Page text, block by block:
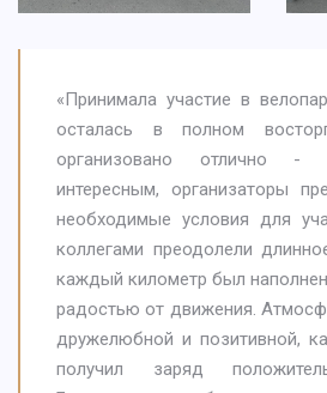
«Принимала участие в
осталась в полном
организовано отлично -
интересным, организаторы
необходимые условия для
коллегами преодолели
каждый километр был
радостью от движения.
дружелюбной и позитивной,
получил заряд